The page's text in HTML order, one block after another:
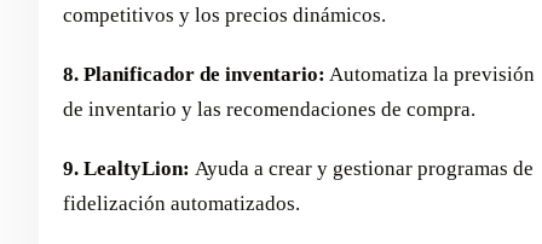
competitivos y los precios dinámicos.
8. Planificador de inventario: Automatiza la previsión
de inventario y las recomendaciones de compra.
9. LealtyLion: Ayuda a crear y gestionar programas de
fidelización automatizados.